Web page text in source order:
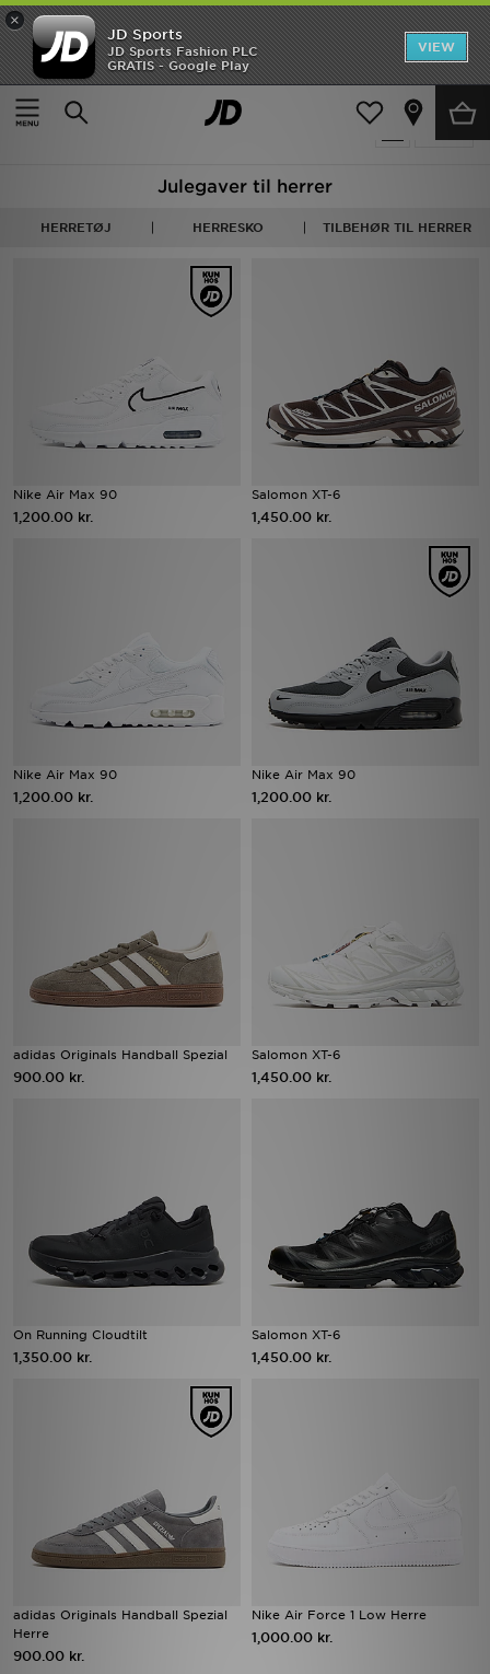
×
JD Sports
JD Sports Fashion PLC
GRATIS - Google Play
VIEW
Hjem
Herrer
587 Produkter fundet
Julegaver til herrer
HERRETØJ HERRESKO TILBEHØR TIL HERRER
Nike Air Max 90
1,200.00 kr.
Salomon XT-6
1,450.00 kr.
Nike Air Max 90
1,200.00 kr.
Nike Air Max 90
1,200.00 kr.
adidas Originals Handball Spezial
900.00 kr.
Salomon XT-6
1,450.00 kr.
On Running Cloudtilt
1,350.00 kr.
Salomon XT-6
1,450.00 kr.
adidas Originals Handball Spezial
Herre
900.00 kr.
Nike Air Force 1 Low Herre
1,000.00 kr.
Hjem
Udsalg
Damer
Fodbold
Sport
Hjælp & information